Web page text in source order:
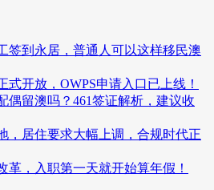
签到永居，普通人可以这样移民澳
式开放，OWPS申请入口已上线！
偶留澳吗？461签证解析，建议收
，居住要求大幅上调，合规时代正
革，入职第一天就开始算年假！